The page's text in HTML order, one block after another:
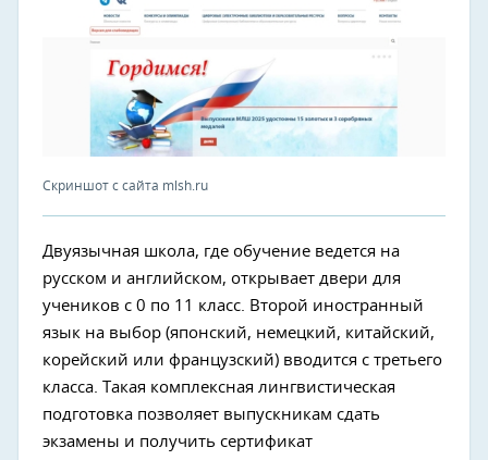
Скриншот с сайта mlsh.ru
Двуязычная школа, где обучение ведется на
русском и английском, открывает двери для
учеников с 0 по 11 класс. Второй иностранный
язык на выбор (японский, немецкий, китайский,
корейский или французский) вводится с третьего
класса. Такая комплексная лингвистическая
подготовка позволяет выпускникам сдать
экзамены и получить сертификат